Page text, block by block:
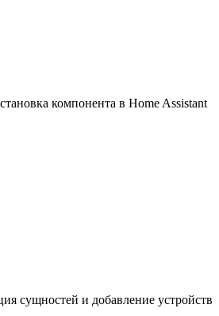
компонента в Home Assistant
сущностей и добавление устройств